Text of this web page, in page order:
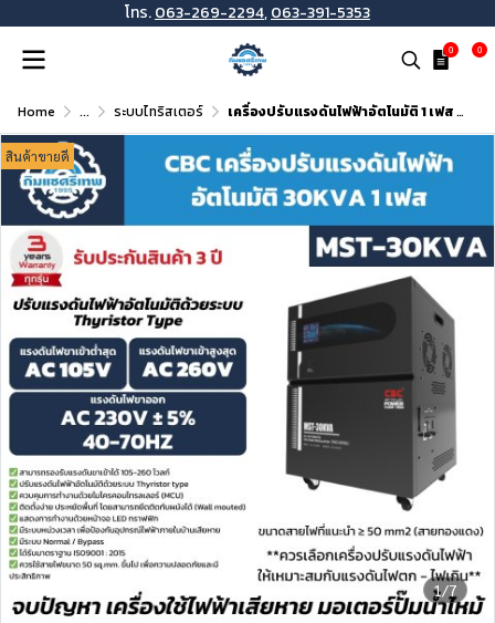
โทร.063-269-2294,063-391-5353
0 0
Home ... ระบบไทริสเตอร์ เครื่องปรับแรงดันไฟฟ้าอัตโนมัติ 1 เฟส CBC รุ่น MST-30KVA (ระบบ Thyristor Type)
1/7
สินค้าขายดี